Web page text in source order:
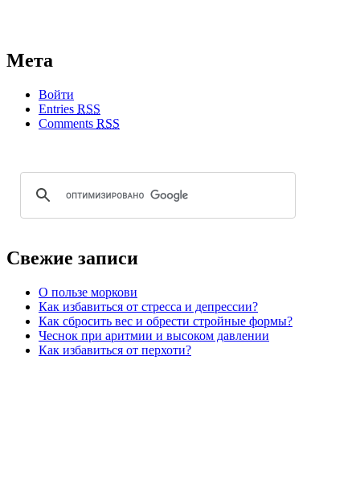
Мета
Войти
Entries RSS
Comments RSS
Свежие записи
О пользе моркови
Как избавиться от стресса и депрессии?
Как сбросить вес и обрести стройные формы?
Чеснок при аритмии и высоком давлении
Как избавиться от перхоти?